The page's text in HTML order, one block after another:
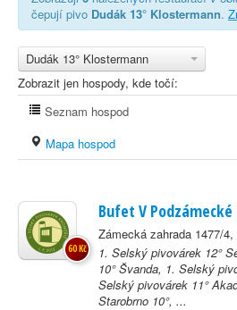
čepují pivo Dudák 13° Klostermann.
Dudák 13° Klostermann
Zobrazit jen hospody, kde točí:
Seznam hospod
Mapa hospod
Bufet V
Zámecká zahrada 1477/
1. Selský pivovárek 12°
10° Švanda, 1. Selský
Selský pivovárek 11°
Starobrno 10°, ...
60 Kč